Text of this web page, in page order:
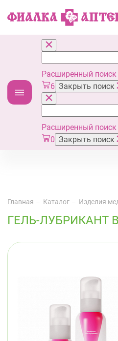
Расширенный поиск
6 Закрыть поиск
Расширенный поиск
0 Закрыть поиск
Главная Каталог Изделия
ГЕЛЬ-ЛУБРИКАНТ